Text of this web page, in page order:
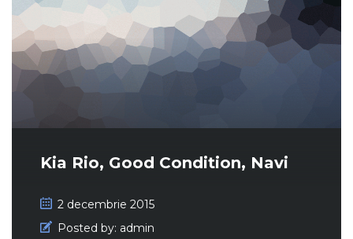
Kia Rio, Good Condition, Navi
2 decembrie 2015
Posted by: admin